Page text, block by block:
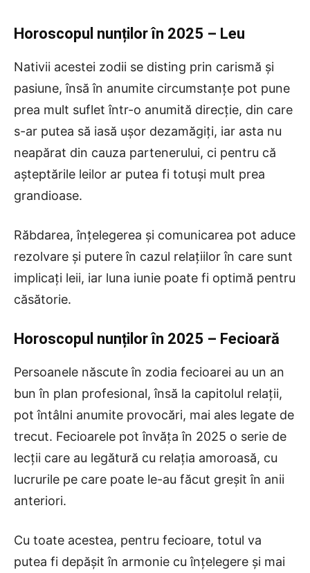
Horoscopul nunților în 2025 – Leu
Nativii acestei zodii se disting prin carismă și
pasiune, însă în anumite circumstanțe pot pune
prea mult suflet într-o anumită direcție, din care
s-ar putea să iasă ușor dezamăgiți, iar asta nu
neapărat din cauza partenerului, ci pentru că
așteptările leilor ar putea fi totuși mult prea
grandioase.
Răbdarea, înțelegerea și comunicarea pot aduce
rezolvare și putere în cazul relațiilor în care sunt
implicați leii, iar luna iunie poate fi optimă pentru
căsătorie.
Horoscopul nunților în 2025 – Fecioară
Persoanele născute în zodia fecioarei au un an
bun în plan profesional, însă la capitolul relații,
pot întâlni anumite provocări, mai ales legate de
trecut. Fecioarele pot învăța în 2025 o serie de
lecții care au legătură cu relația amoroasă, cu
lucrurile pe care poate le-au făcut greșit în anii
anteriori.
Cu toate acestea, pentru fecioare, totul va
putea fi depășit în armonie cu înțelegere și mai